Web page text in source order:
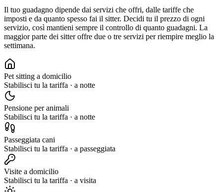
Il tuo guadagno dipende dai servizi che offri, dalle tariffe che
imposti e da quanto spesso fai il sitter. Decidi tu il prezzo di ogni
servizio, così mantieni sempre il controllo di quanto guadagni. La
maggior parte dei sitter offre due o tre servizi per riempire meglio la
settimana.
Pet sitting a domicilio
Stabilisci tu la tariffa · a notte
Pensione per animali
Stabilisci tu la tariffa · a notte
Passeggiata cani
Stabilisci tu la tariffa · a passeggiata
Visite a domicilio
Stabilisci tu la tariffa · a visita